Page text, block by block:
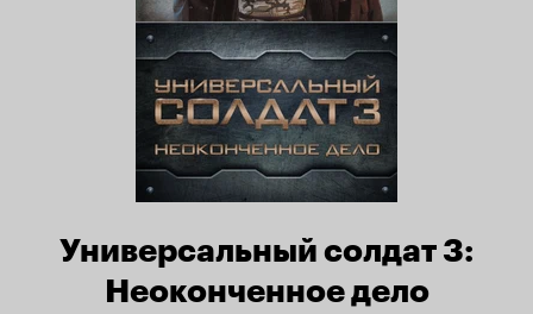
Универсальный солдат 3:
Неоконченное дело